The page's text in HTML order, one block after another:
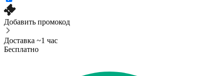
Добавить промокод
Доставка ~1 час
Бесплатно